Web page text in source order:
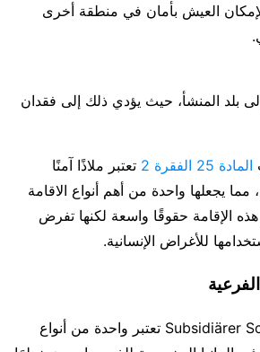
العيش بأمان في منطقة أخرى
بلد المنشأ، حيث يؤدي ذلك إلى فقدان
المادة 25 الفقرة 2
تعتبر ملاذًا آمنًا
يجعلها واحدة من أهم أنواع الاقامة
الإقامة حقوقًا واسعة لكنها تفرض
للأغراض الإنسانية.
Subsidiärer Schutz تعتبر واحدة من أنواع